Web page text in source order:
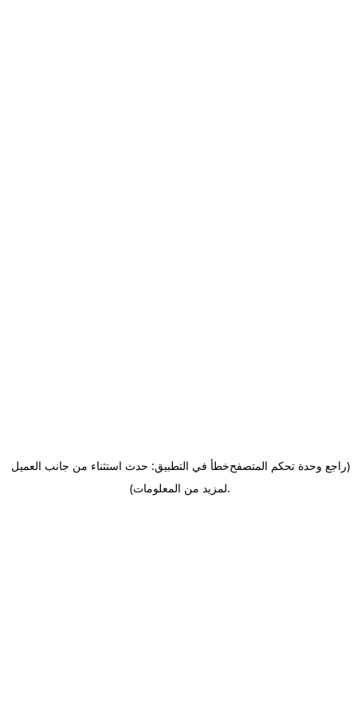
خطأ في التطبيق: حدث استثناء من جانب العميل(راجع وحدة تحكم المتصفح
لمزيد من المعلومات).